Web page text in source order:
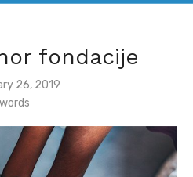
fondacije
26, 2019
words